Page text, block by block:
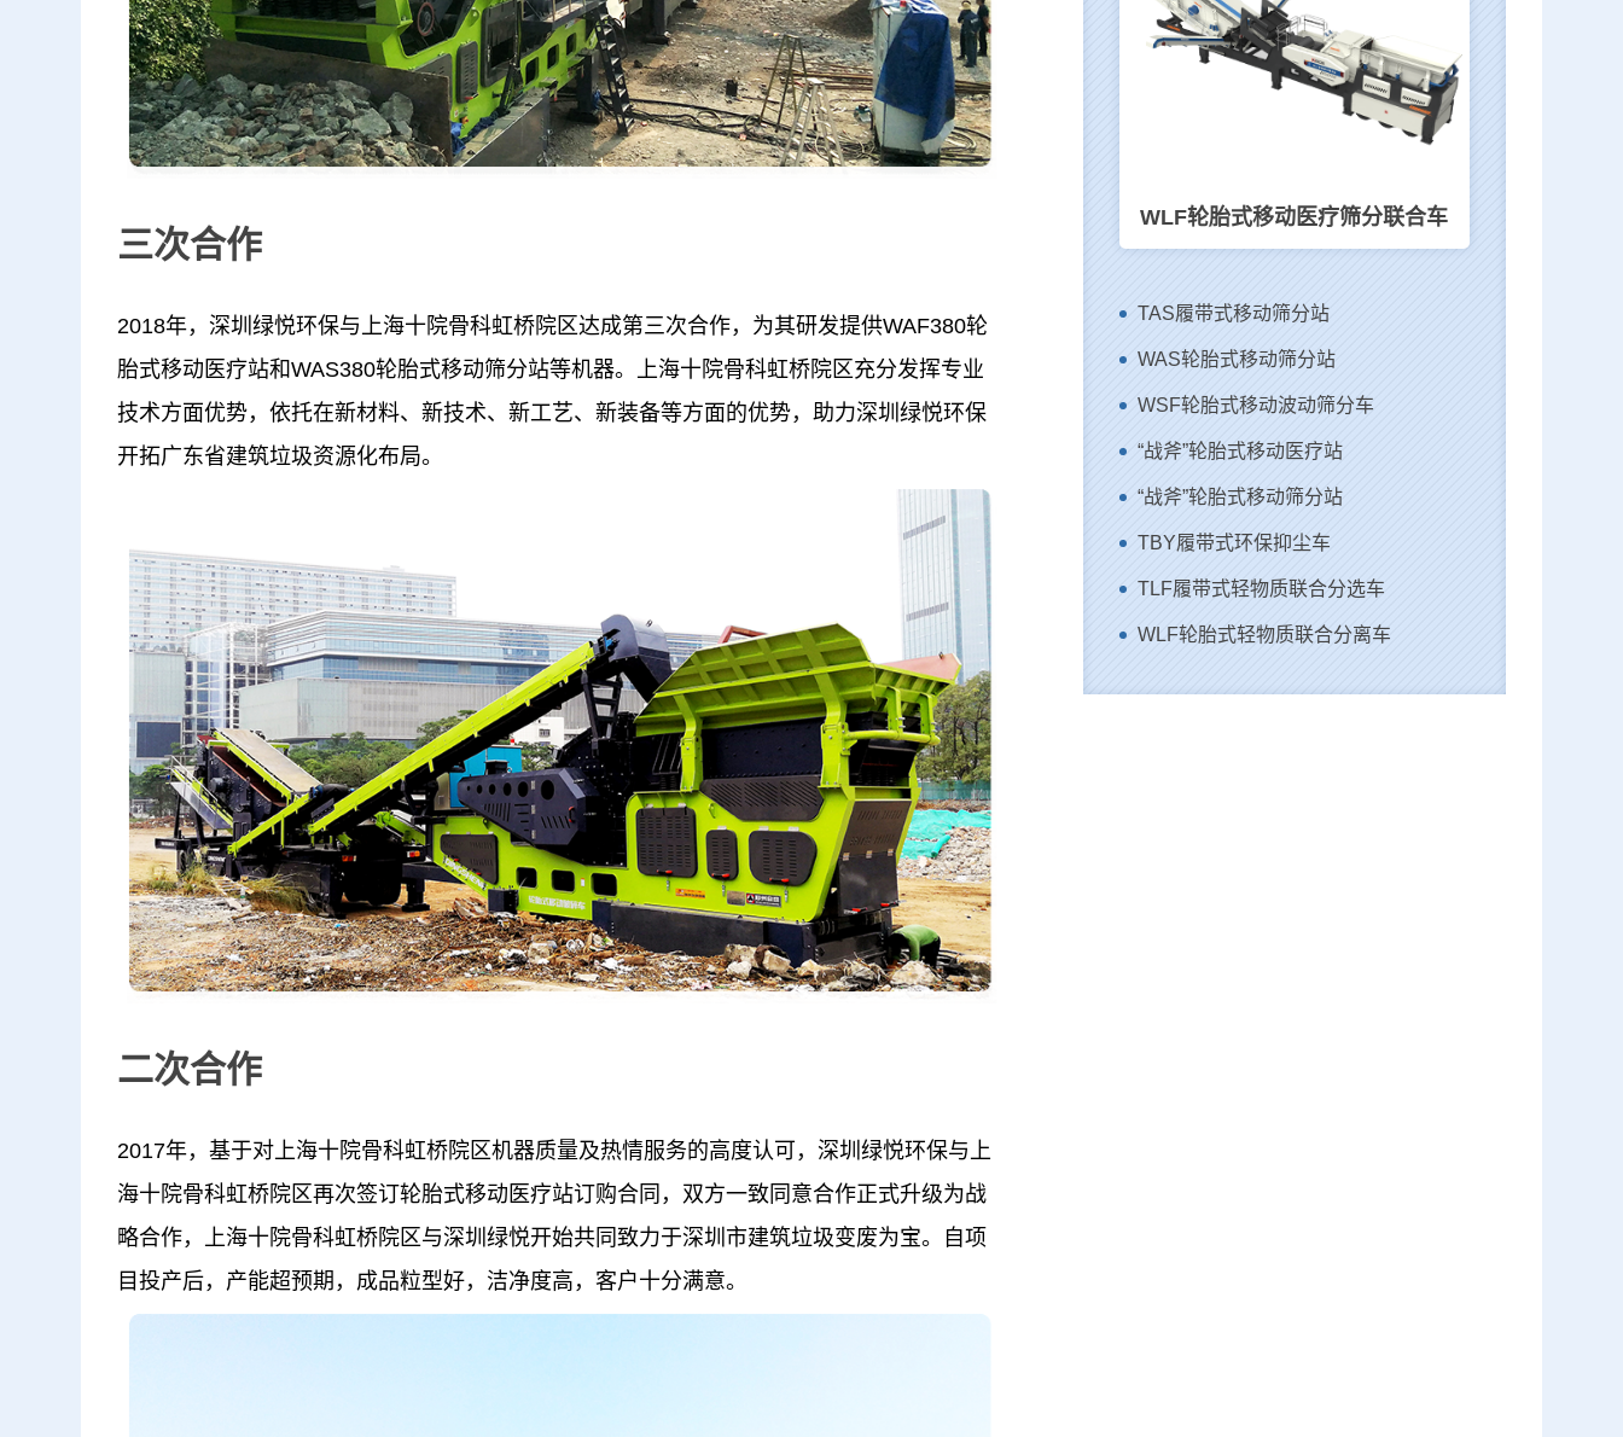
三次合作
2018年，深圳绿悦环保与上海十院骨科虹桥院区达成第三次合作，为其研发提供WAF380轮
胎式移动医疗站和WAS380轮胎式移动筛分站等机器。上海十院骨科虹桥院区充分发挥专业
技术方面优势，依托在新材料、新技术、新工艺、新装备等方面的优势，助力深圳绿悦环保
开拓广东省建筑垃圾资源化布局。
二次合作
2017年，基于对上海十院骨科虹桥院区机器质量及热情服务的高度认可，深圳绿悦环保与上
海十院骨科虹桥院区再次签订轮胎式移动医疗站订购合同，双方一致同意合作正式升级为战
略合作，上海十院骨科虹桥院区与深圳绿悦开始共同致力于深圳市建筑垃圾变废为宝。自项
目投产后，产能超预期，成品粒型好，洁净度高，客户十分满意。
WLF轮胎式移动医疗筛分联合车
TAS履带式移动筛分站
WAS轮胎式移动筛分站
WSF轮胎式移动波动筛分车
“战斧”轮胎式移动医疗站
“战斧”轮胎式移动筛分站
TBY履带式环保抑尘车
TLF履带式轻物质联合分选车
WLF轮胎式轻物质联合分离车